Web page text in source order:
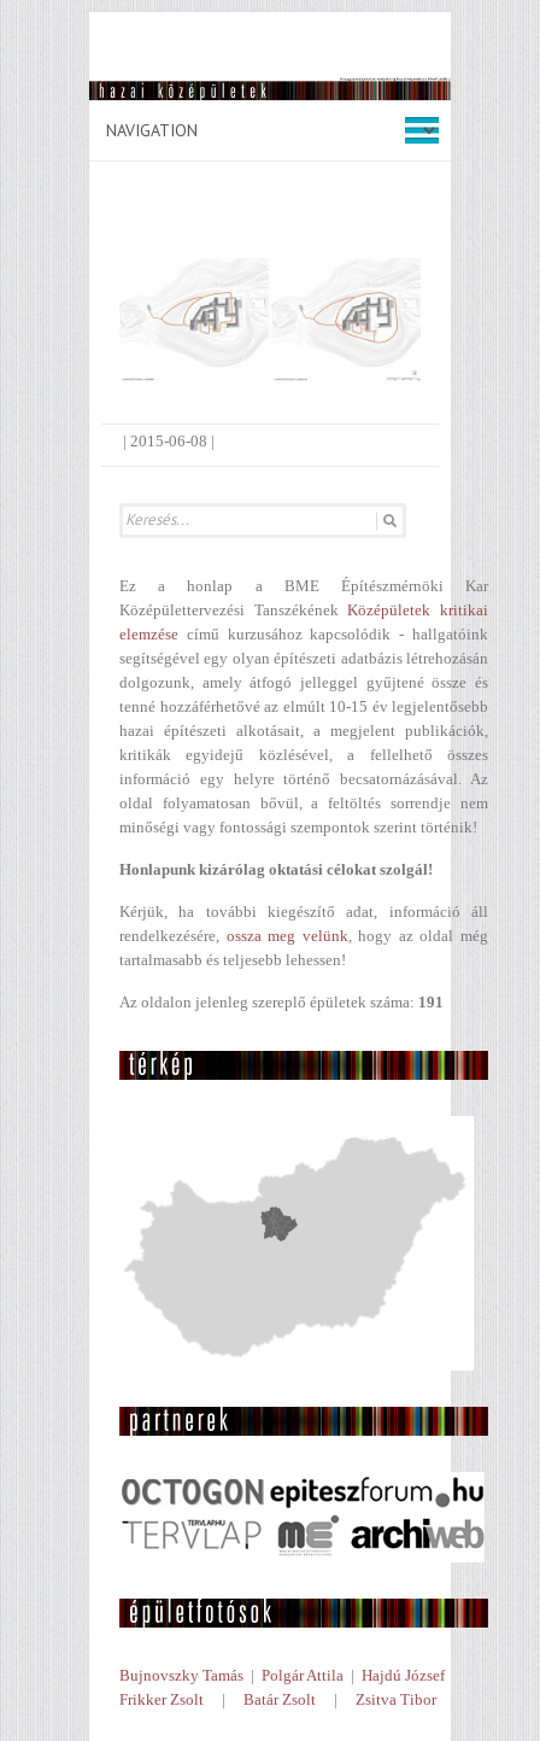
| 2015-06-08 |
Ez a honlap a BME Építészmérnöki Kar
Középülettervezési TanszékénekKözépületek kritikai
elemzése című kurzusához kapcsolódik - hallgatóink
segítségével egy olyan építészeti adatbázis létrehozásán
dolgozunk, amely átfogó jelleggel gyűjtené össze és
tenné hozzáférhetővé az elmúlt 10-15 év legjelentősebb
hazai építészeti alkotásait, a megjelent publikációk,
kritikák egyidejű közlésével, a fellelhető összes
információ egy helyre történő becsatornázásával. Az
oldal folyamatosan bővül, a feltöltés sorrendje nem
minőségi vagy fontossági szempontok szerint történik!
Honlapunk kizárólag oktatási célokat szolgál!
Kérjük, ha további kiegészítő adat, információ áll
rendelkezésére, ossza meg velünk, hogy az oldal még
tartalmasabb és teljesebb lehessen!
Az oldalon jelenleg szereplő épületek száma: 191
Bujnovszky Tamás | Polgár Attila | Hajdú József
Frikker Zsolt | Batár Zsolt | Zsitva Tibor